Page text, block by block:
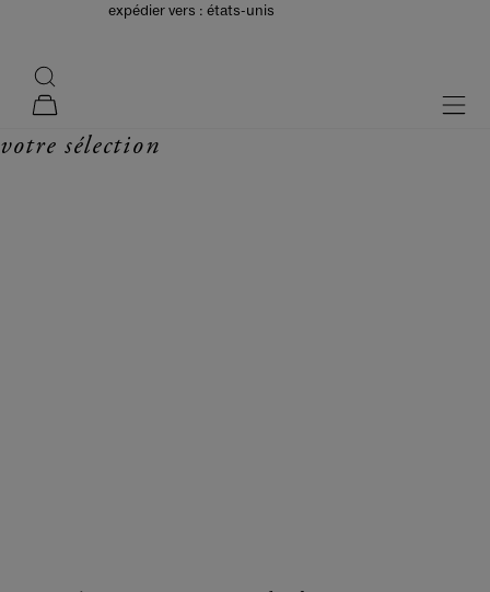
passer au contenu
forte_forte
recherche
panier
expédier vers : états-unis
votre sélection